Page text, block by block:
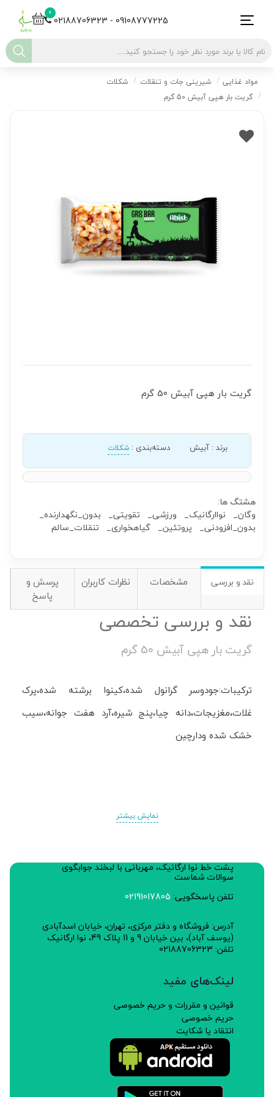
0
02188706323 - 09108777225
مواد غذایی شیرینی جات و تنقلات
شکلات
گریت بار هپی آبیش 50 گرم
گریت بار هپی آبیش 50 گرم
برند: آبیش دسته‌بندی : شکلات
هشتگ ها:
وگان_ نواارگانیک_ ورزشی_ تقویتی_ بدون_نگهدارنده_
بدون_افزودنی_ پروتئین_ گیاهخواری_ تنقلات_سالم
نقد و بررسی مشخصات نظرات کاربران
پرسش و
پاسخ
نقد و بررسی تخصصی
گریت بار هپی آبیش 50 گرم
ترکیبات:جودوسر گرانول شده،کینوا برشته شده،پرک
غلات،مغزیجات،دانه چیا،پنج شیره،آرد هفت جوانه،سیب
خشک شده ودارچین
نمایش بیشتر
پشت خط نوا ارگانیک، مهربانی با لبخند جوابگوی
سوالات شماست
تلفن پاسخگویی: 02191017805
آدرس: فروشگاه و دفتر مرکزی، تهران، خیابان اسدآبادی
(یوسف آباد)، بین خیابان 9 و 11 پلاک 49، نوا ارگانیک
تلفن: 02188706323
لینک‌های مفید
قوانین و مقررات و حریم خصوصی
حریم خصوصی
انتقاد یا شکایت